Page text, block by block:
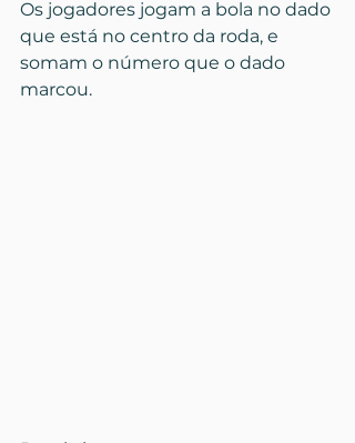
Os jogadores jogam a bola no dado
que está no centro da roda, e
somam o número que o dado
marcou.